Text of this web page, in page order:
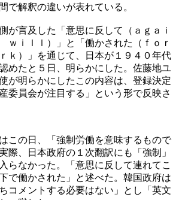
で解釈の違いが表れている。
が言及した「意思に反して（ａｇａｉ
ｉｌｌ）」と「働かされた（ｆｏｒ
）」を通じて、日本が１９４０年代
めたと５日、明らかにした。佐藤地ユ
が明らかにしたこの内容は、登録決定
委員会が注目する」という形で反映さ
この日、「強制労働を意味するもので
際、日本政府の１次翻訳にも「強制」
らなかった。「意思に反して連れてこ
で働かされた」と述べた。韓国政府は
コメントする必要はない」とし「英文